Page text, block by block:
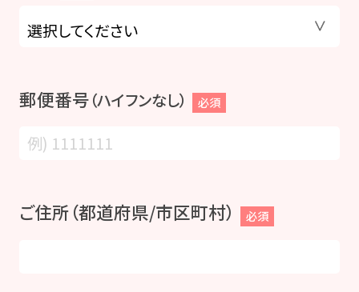
郵便番号（ハイフンなし） 必須
ご住所（都道府県/市区町村） 必須